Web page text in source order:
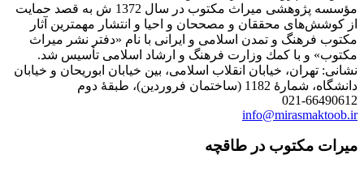
مؤسسه پژوهشی میراث مكتوب در سال 1372 ش به قصد حمایت
از كوشش‌های محققان و مصححان و احیا و انتشار مهمترین آثار
مكتوب فرهنگ و تمدن اسلامی و ایرانی با نام «دفتر نشر میراث
مكتوب» و با كمك وزارت فرهنگ و ارشاد اسلامی تأسیس شد.
نشانی: تهران، خیابان انقلاب اسلامی، بین خیابان ابوریحان و خیابان
دانشگاه، شمارۀ 1182 (ساختمان فروردین)، طبقۀ دوم
021-66490612
info@mirasmaktoob.ir
میرات مکتوب در طاقچه